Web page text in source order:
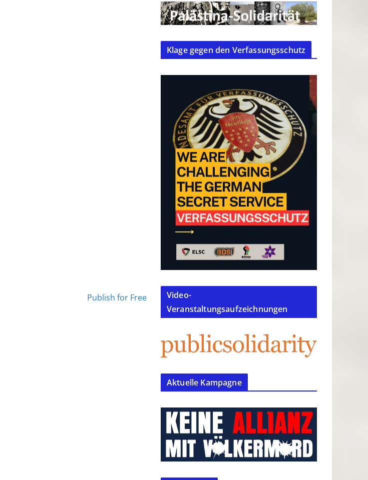
Publish for Free
Klage gegen den Verfassungsschutz
Video-
Veranstaltungsaufzeichnungen
Aktuelle Kampagne